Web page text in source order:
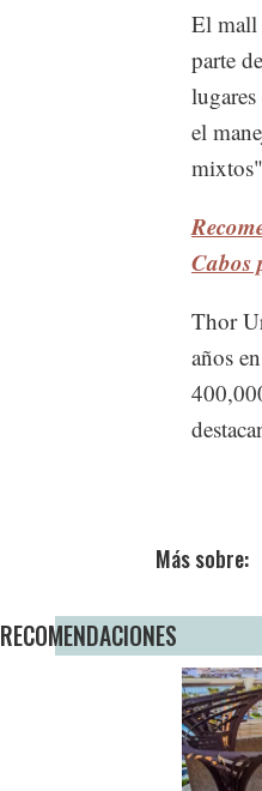
El mall
parte
el
Cabos
Thor
años
RECOMENDACIONES